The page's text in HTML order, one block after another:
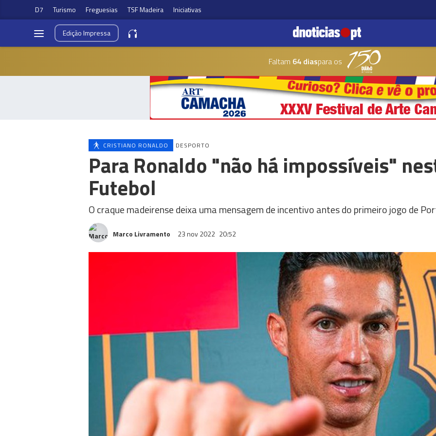
D7 Turismo Freguesias TSF Madeira Iniciativas
EdiçãoImpressa
Faltam 64 diaspara os
CRISTIANO RONALDO DESPORTO
Para Ronaldo "não há impossíveis"
Futebol
O craque madeirense deixa uma mensagem de incentivo antes do primeiro jogo de
Marco Livramento 23 nov 2022 20:52